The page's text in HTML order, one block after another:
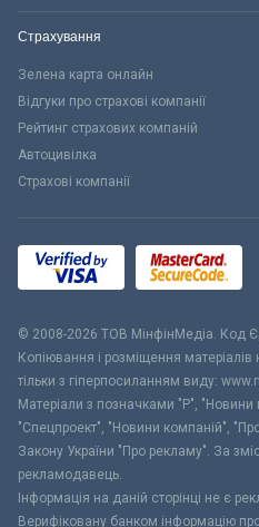
Страхування
Зелена карта онлайн
Відгуки про страхові компанії
Рейтинг страхових компаній
Автоцивілка
Страхові компанії
© 2008-2026 ТОВ МiнфiнМедiа. Код
Копіювання і розміщення
тільки з гіперпосиланням виду:
Матеріали з позначками "Р", "Новини
"Спецпроект", "Новини компаній",
Закону України "Про рекламу". За
рекламодавець.
Інформація на даній сторінці не є
Верифіковану банком інформацію